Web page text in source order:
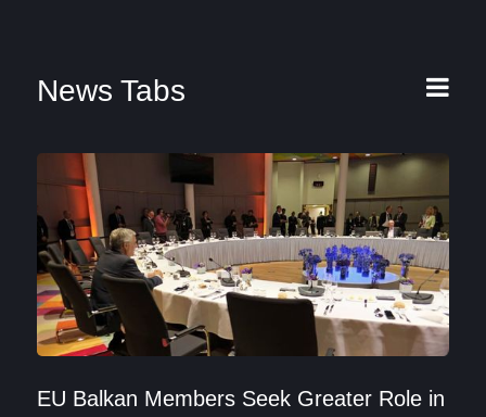
News Tabs
EU Balkan Members Seek Greater Role in